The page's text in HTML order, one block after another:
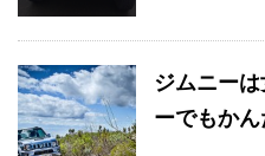
ジムニー
ーでもか